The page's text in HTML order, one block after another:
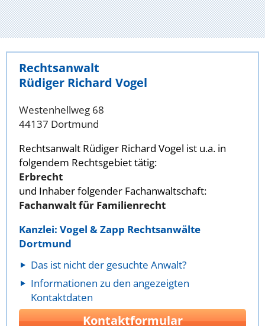
Rechtsanwalt
Rüdiger Richard Vogel
Westenhellweg 68
44137 Dortmund
Rechtsanwalt Rüdiger Richard Vogel ist u.a. in
folgendem Rechtsgebiet tätig:
Erbrecht
und Inhaber folgender Fachanwaltschaft:
Fachanwalt für Familienrecht
Kanzlei: Vogel & Zapp Rechtsanwälte
Dortmund
Das ist nicht der gesuchte Anwalt?
Informationen zu den angezeigten
Kontaktdaten
Kontaktformular